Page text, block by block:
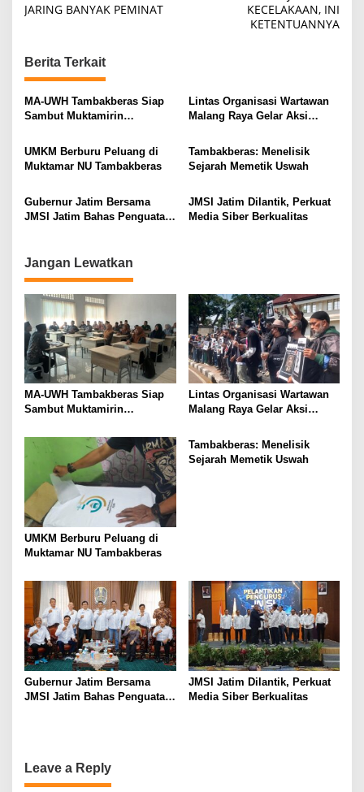
s
n
a
v
g
a
t
i
n
JARING BANYAK PEMINAT
KECELAKAAN, INI
KETENTUANNYA
Berita Terkait
MA-UWH Tambakberas Siap
Sambut Muktamirin
Lintas Organisasi Wartawan
Malang Raya Gelar Aksi
Ireng”
UMKM Berburu Peluang di
Muktamar NU Tambakberas
Tambakberas: Menelisik
Sejarah Memetik Uswah
Gubernur Jatim Bersama
JMSI Jatim Bahas Penguatan
JMSI Jatim Dilantik, Perkuat
Media Siber Berkualitas
Jangan Lewatkan
MA-UWH Tambakberas Siap
Sambut Muktamirin
Lintas Organisasi Wartawan
Malang Raya Gelar Aksi
Ireng”
UMKM Berburu Peluang di
Muktamar NU Tambakberas
Tambakberas: Menelisik
Sejarah Memetik Uswah
Gubernur Jatim Bersama
JMSI Jatim Bahas Penguatan
JMSI Jatim Dilantik, Perkuat
Media Siber Berkualitas
Leave a Reply